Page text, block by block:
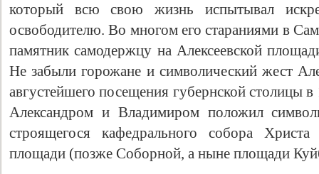
который всю свою жизнь испытывал
освободителю. Во многом его стараниями в
памятник самодержцу на Алексеевской
Не забыли горожане и символический жест
августейшего посещения губернской столицы
Александром и Владимиром положил
строящегося кафедрального собора
площади (позже Соборной, а ныне площади